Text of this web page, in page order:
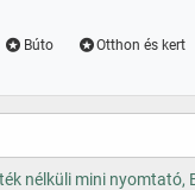
Búto Otthon és kert
nélküli mini nyomtató,